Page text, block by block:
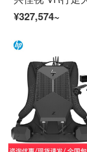
¥327,574~